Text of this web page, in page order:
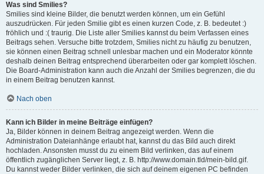
Was sind Smilies?
Smilies sind kleine Bilder, die benutzt werden können, um ein Gefühl
auszudrücken. Für jeden Smilie gibt es einen kurzen Code, z. B. bedeutet :)
fröhlich und :( traurig. Die Liste aller Smilies kannst du beim Verfassen eines
Beitrags sehen. Versuche bitte trotzdem, Smilies nicht zu häufig zu benutzen,
sie können einen Beitrag schnell unlesbar machen und ein Moderator könnte
deshalb deinen Beitrag entsprechend überarbeiten oder gar komplett löschen.
Die Board-Administration kann auch die Anzahl der Smilies begrenzen, die du
in einem Beitrag benutzen kannst.
Nach oben
Kann ich Bilder in meine Beiträge einfügen?
Ja, Bilder können in deinem Beitrag angezeigt werden. Wenn die
Administration Dateianhänge erlaubt hat, kannst du das Bild auch direkt
hochladen. Ansonsten musst du zu einem Bild verlinken, das auf einem
öffentlich zugänglichen Server liegt, z. B. http://www.domain.tld/mein-bild.gif.
Du kannst weder Bilder verlinken, die sich auf deinem eigenen PC befinden